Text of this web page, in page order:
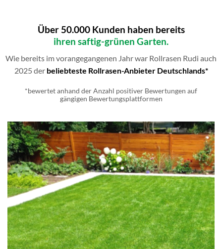
Über 50.000 Kunden haben bereits
ihren saftig-grünen Garten.
Wie bereits im vorangegangenen Jahr war Rollrasen Rudi auch
2025 der beliebteste Rollrasen-Anbieter Deutschlands*
*bewertet anhand der Anzahl positiver Bewertungen auf
gängigen Bewertungsplattformen